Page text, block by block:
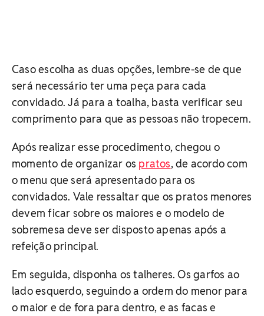
Caso escolha as duas opções, lembre-se de que
será necessário ter uma peça para cada
convidado. Já para a toalha, basta verificar seu
comprimento para que as pessoas não tropecem.
Após realizar esse procedimento, chegou o
momento de organizar os pratos, de acordo com
o menu que será apresentado para os
convidados. Vale ressaltar que os pratos menores
devem ficar sobre os maiores e o modelo de
sobremesa deve ser disposto apenas após a
refeição principal.
Em seguida, disponha os talheres. Os garfos ao
lado esquerdo, seguindo a ordem do menor para
o maior e de fora para dentro, e as facas e